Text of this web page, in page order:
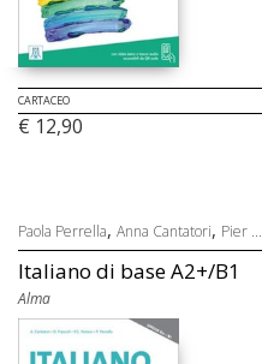
CARTACEO
€ 12,90
Paola Perrella, Anna Cantatori, Pier ...
Italiano di base A2+/B1
Alma